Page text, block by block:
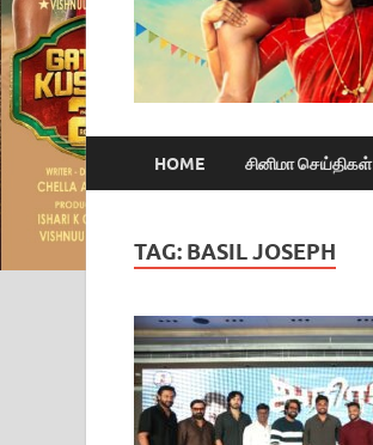
HOME சினிமா செய்திகள்
TAG: BASIL JOSEPH